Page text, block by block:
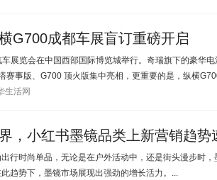
G700成都车展盲订重磅开启
展览会在中国西部国际博览城举行。奇瑞旗下的豪华
赛事版、G700 顶火版集中亮相，更重要的是，纵横
生活网
，小红书墨镜品类上新营销趋势
行时尚单品，无论是在户外活动中，还是街头漫步时
趋势下，墨镜市场展现出强劲的增长活力。...